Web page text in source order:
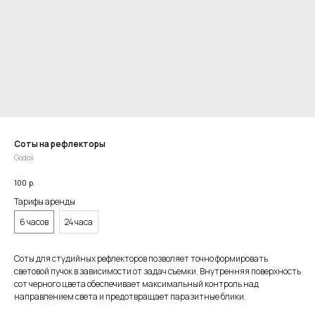
Соты на рефлекторы
Godox
100 р.
Тарифы аренды
6 часов
24 часа
Соты для студийных рефлекторов позволяет точно формировать
световой пучок в зависимости от задач съемки. Внутренняя поверхность
сот черного цвета обеспечивает максимальный контроль над
направлением света и предотвращает паразитные блики.